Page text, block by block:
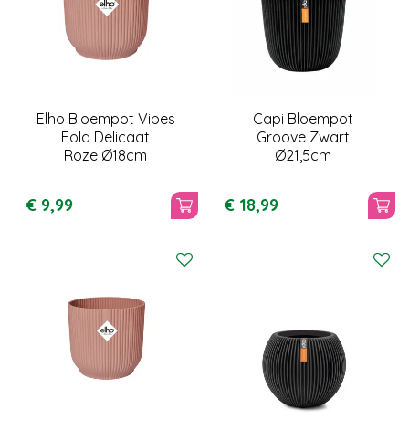
Elho Bloempot Vibes
Fold Delicaat
Roze Ø18cm
€ 9,99
Capi Bloempot
Groove Zwart
Ø21,5cm
€ 18,99